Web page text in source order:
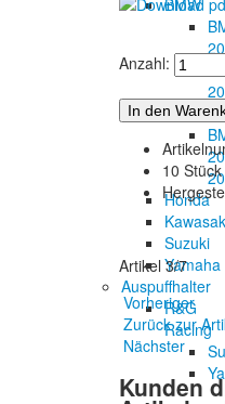
Honda
Suzuki
Yamaha
Auspuffhalter
R&G
Racing
Anzahl:
10
Artikel 3/7
Vorheriger
Zurück zur
Nächster
Kunden